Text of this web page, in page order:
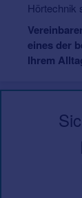
Hörtechnik
eines der
Ihrem